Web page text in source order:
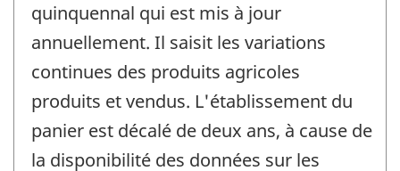
quinquennal qui est mis à jour
annuellement. Il saisit les variations
continues des produits agricoles
produits et vendus. L'établissement du
panier est décalé de deux ans, à cause de
la disponibilité des données sur les